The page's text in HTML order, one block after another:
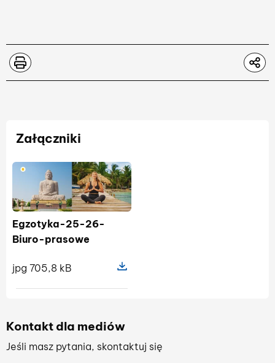
Załączniki
Egzotyka-25-26-
Biuro-prasowe
jpg 705,8 kB
Kontakt dla mediów
Jeśli masz pytania, skontaktuj się